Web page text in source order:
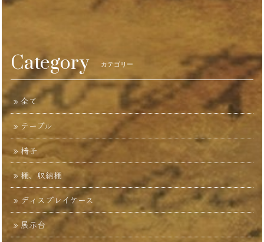
Category カテゴリー
全て
テーブル
椅子
棚、収納棚
ディスプレイケース
展示台